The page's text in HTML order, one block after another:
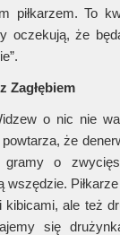
piłkarzem. To
oczekują, że
Zagłębiem
o nic nie
powtarza, że
gramy o
wszędzie.
kibicami, ale też
się